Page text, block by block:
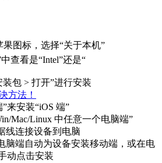
图标，选择“关于本机”
查看是“Intel”还是“
包 > 打开”进行安装
方法！
来安装“iOS 端”
Mac/Linux 中任意一个电脑端”
线连接设备到电脑
脑端自动为设备安装移动端，或在电
动点击安装